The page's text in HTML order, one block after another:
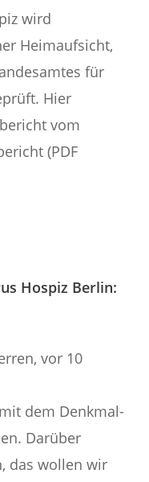
wird
Heimaufsicht,
für
Hier
vom
(PDF
Hospiz Berlin:
vor 10
dem Denkmal-
Darüber
das wollen wir